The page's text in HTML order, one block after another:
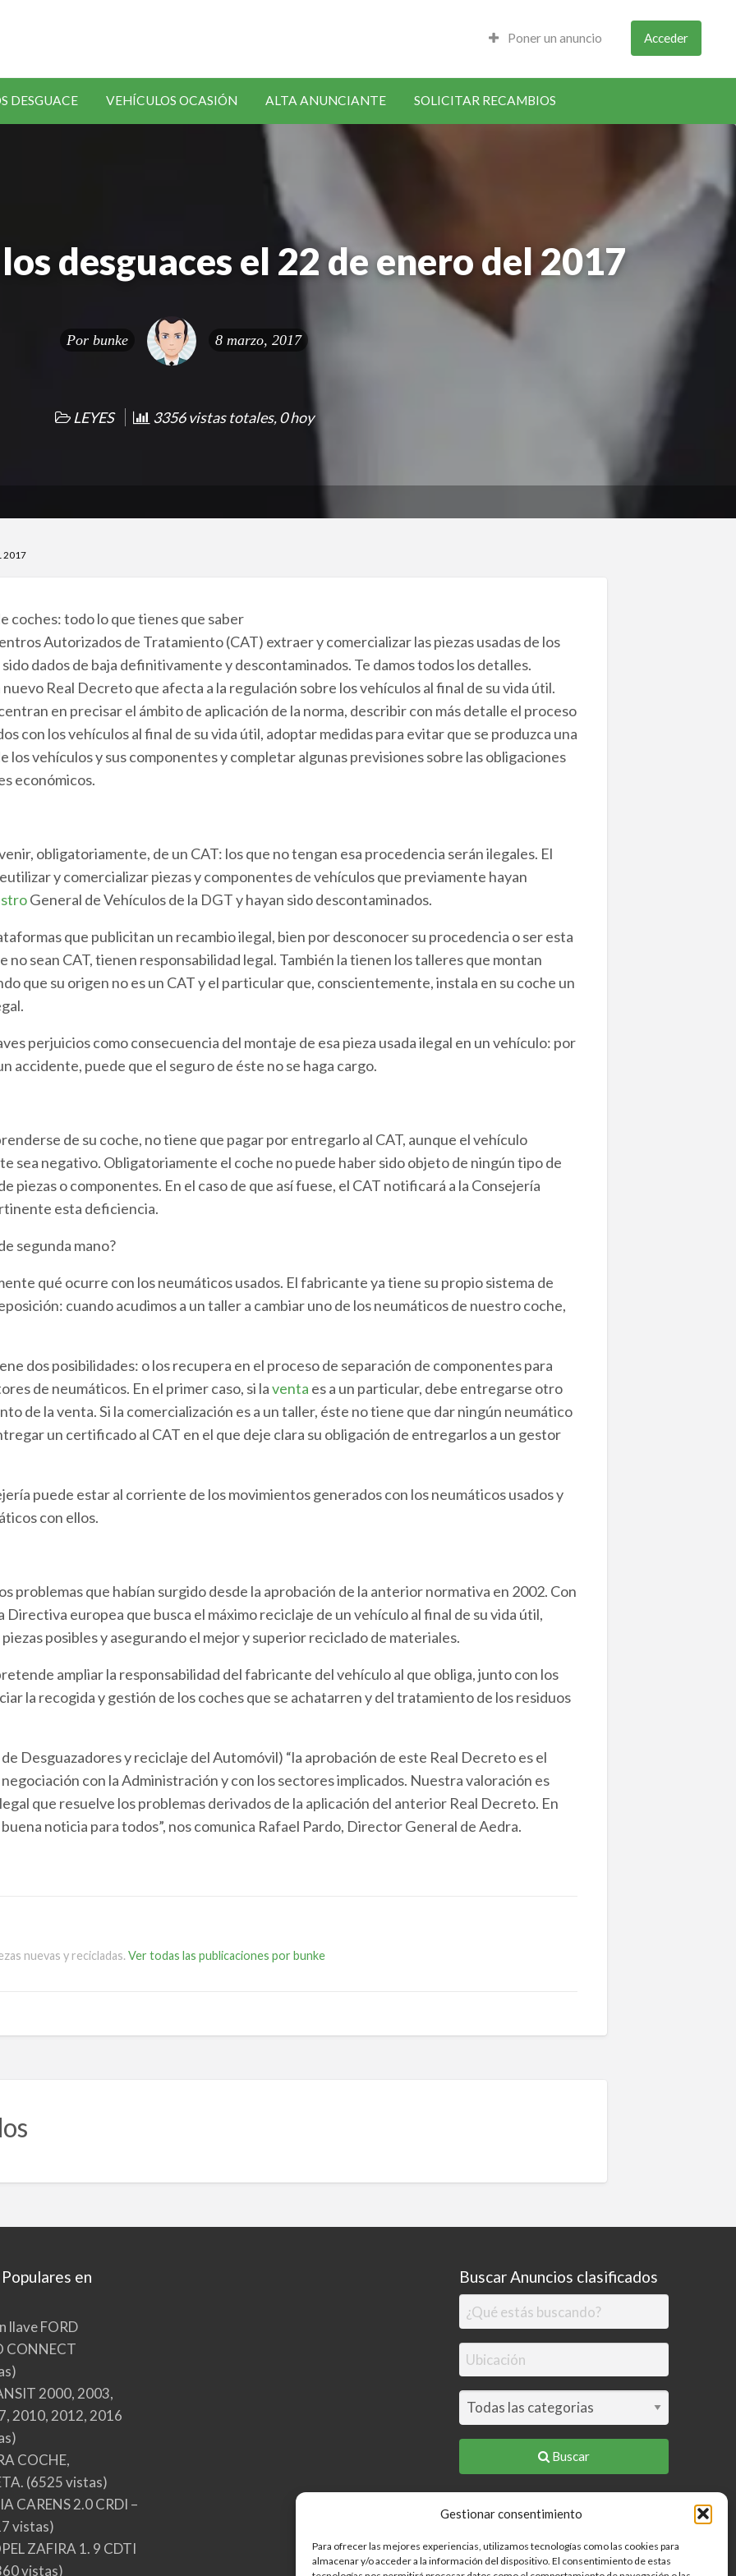
Gestionar consentimiento
Para ofrecer las mejores experiencias, utilizamos tecnologías como las cookies para
almacenar y/o acceder a la información del dispositivo. El consentimiento de estas
SOLICITAR
RECAMBIOS
Poner un anuncio Acceder
DESGUACE VEHÍCULOS OCASIÓN ALTA ANUNCIANTE SOLICITAR RECAMBIOS
desguaces el 22 de enero del 2017
Por bunke 8 marzo, 2017
LEYES 3356 vistas totales, 0 hoy
2017
coches: todo lo que tienes que saber
Autorizados de Tratamiento (CAT) extraer y comercializar las piezas usadas de los
dados de baja definitivamente y descontaminados. Te damos todos los detalles.
Real Decreto que afecta a la regulación sobre los vehículos al final de su vida útil.
en precisar el ámbito de aplicación de la norma, describir con más detalle el proceso
con los vehículos al final de su vida útil, adoptar medidas para evitar que se produzca una
los vehículos y sus componentes y completar algunas previsiones sobre las obligaciones
económicos.
obligatoriamente, de un CAT: los que no tengan esa procedencia serán ilegales. El
y comercializar piezas y componentes de vehículos que previamente hayan
General de Vehículos de la DGT y hayan sido descontaminados.
que publicitan un recambio ilegal, bien por desconocer su procedencia o ser esta
no sean CAT, tienen responsabilidad legal. También la tienen los talleres que montan
que su origen no es un CAT y el particular que, conscientemente, instala en su coche un
perjuicios como consecuencia del montaje de esa pieza usada ilegal en un vehículo: por
accidente, puede que el seguro de éste no se haga cargo.
de su coche, no tiene que pagar por entregarlo al CAT, aunque el vehículo
sea negativo. Obligatoriamente el coche no puede haber sido objeto de ningún tipo de
piezas o componentes. En el caso de que así fuese, el CAT notificará a la Consejería
esta deficiencia.
segunda mano?
qué ocurre con los neumáticos usados. El fabricante ya tiene su propio sistema de
cuando acudimos a un taller a cambiar uno de los neumáticos de nuestro coche,
dos posibilidades: o los recupera en el proceso de separación de componentes para
de neumáticos. En el primer caso, si laventa es a un particular, debe entregarse otro
de la venta. Si la comercialización es a un taller, éste no tiene que dar ningún neumático
un certificado al CAT en el que deje clara su obligación de entregarlos a un gestor
puede estar al corriente de los movimientos generados con los neumáticos usados y
con ellos.
problemas que habían surgido desde la aprobación de la anterior normativa en 2002. Con
Directiva europea que busca el máximo reciclaje de un vehículo al final de su vida útil,
posibles y asegurando el mejor y superior reciclado de materiales.
ampliar la responsabilidad del fabricante del vehículo al que obliga, junto con los
la recogida y gestión de los coches que se achatarren y del tratamiento de los residuos
Desguazadores y reciclaje del Automóvil) “la aprobación de este Real Decreto es el
con la Administración y con los sectores implicados. Nuestra valoración es
que resuelve los problemas derivados de la aplicación del anterior Real Decreto. En
buena noticia para todos”, nos comunica Rafael Pardo, Director General de Aedra.
nuevas y recicladas.Ver todas las publicaciones por bunke
en
llave FORD
CONNECT
2000, 2003,
2010, 2012, 2016
COCHE,
(6525 vistas)
CARENS 2.0 CRDI –
vistas)
ZAFIRA 1. 9 CDTI
vistas)
Buscar Anuncios clasificados
Buscar